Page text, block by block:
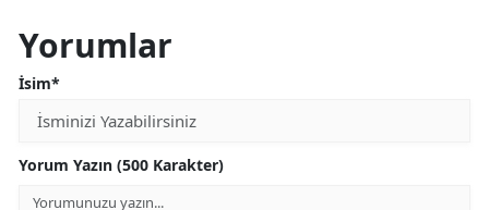
Yorumlar
İsim*
Yorum Yazın (500 Karakter)